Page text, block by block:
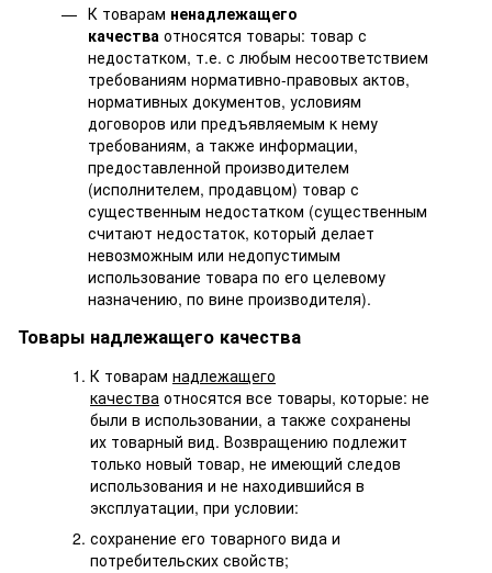
К товарам ненадлежащего
качества относятся товары: товар с
недостатком, т.е. с любым несоответствием
требованиям нормативно-правовых актов,
нормативных документов, условиям
договоров или предъявляемым к нему
требованиям, а также информации,
предоставленной производителем
(исполнителем, продавцом) товар с
существенным недостатком (существенным
считают недостаток, который делает
невозможным или недопустимым
использование товара по его целевому
назначению, по вине производителя).
Товары надлежащего качества
К товарам надлежащего
качества относятся все товары, которые: не
были в использовании, а также сохранены
их товарный вид. Возвращению подлежит
только новый товар, не имеющий следов
использования и не находившийся в
эксплуатации, при условии:
сохранение его товарного вида и
потребительских свойств;